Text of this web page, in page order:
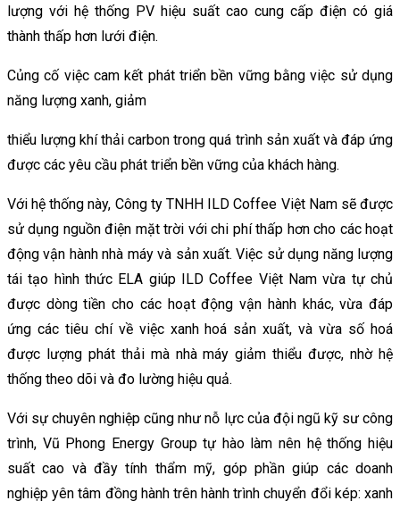
lượng với hệ thống PV hiệu suất cao cung cấp điện có giá
thành thấp hơn lưới điện.
Củng cố việc cam kết phát triển bền vững bằng việc sử dụng
năng lượng xanh, giảm
thiểu lượng khí thải carbon trong quá trình sản xuất và đáp ứng
được các yêu cầu phát triển bền vững của khách hàng.
Với hệ thống này, Công ty TNHH ILD Coffee Việt Nam sẽ được
sử dụng nguồn điện mặt trời với chi phí thấp hơn cho các hoạt
động vận hành nhà máy và sản xuất. Việc sử dụng năng lượng
tái tạo hình thức ELA giúp ILD Coffee Việt Nam vừa tự chủ
được dòng tiền cho các hoạt động vận hành khác, vừa đáp
ứng các tiêu chí về việc xanh hoá sản xuất, và vừa số hoá
được lượng phát thải mà nhà máy giảm thiểu được, nhờ hệ
thống theo dõi và đo lường hiệu quả.
Với sự chuyên nghiệp cũng như nỗ lực của đội ngũ kỹ sư công
trình, Vũ Phong Energy Group tự hào làm nên hệ thống hiệu
suất cao và đầy tính thẩm mỹ, góp phần giúp các doanh
nghiệp yên tâm đồng hành trên hành trình chuyển đổi kép: xanh